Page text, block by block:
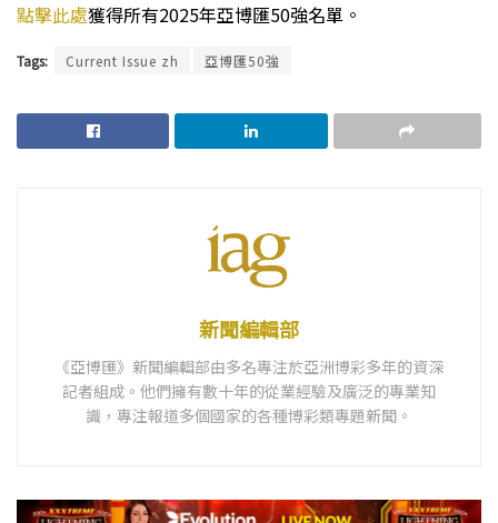
點擊此處獲得所有2025年亞博匯50強名單。
Tags: Current Issue zh 亞博匯50強
新聞編輯部
《亞博匯》新聞編輯部由多名專注於亞洲博彩多年的資深
記者組成。他們擁有數十年的從業經驗及廣泛的專業知
識，專注報道多個國家的各種博彩類專題新聞。